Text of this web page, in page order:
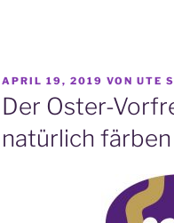
VERÖFFENTLICHT
AM
APRIL 19, 2019 VON UTE
Der Oster-
natürlich